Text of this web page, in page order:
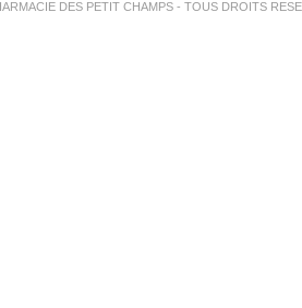
DES PETIT CHAMPS - TOUS DROITS